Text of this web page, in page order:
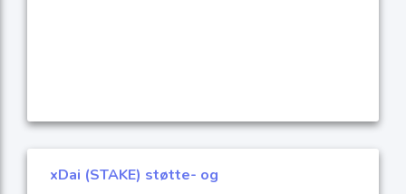
xDai (STAKE) støtte- og